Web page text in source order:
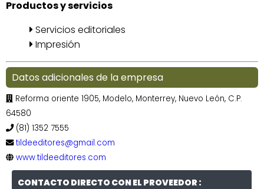
Productos y servicios
Servicios editoriales
Impresión
Datos adicionales de la empresa
Reforma oriente 1905, Modelo, Monterrey, Nuevo León, C.P.
64580
(81) 1352 7555
tildeeditores@gmail.com
www.tildeeditores.com
CONTACTO DIRECTO CON EL PROVEEDOR :